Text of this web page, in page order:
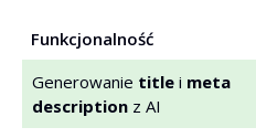
Funkcjonalność
Generowanie title i meta
description z AI